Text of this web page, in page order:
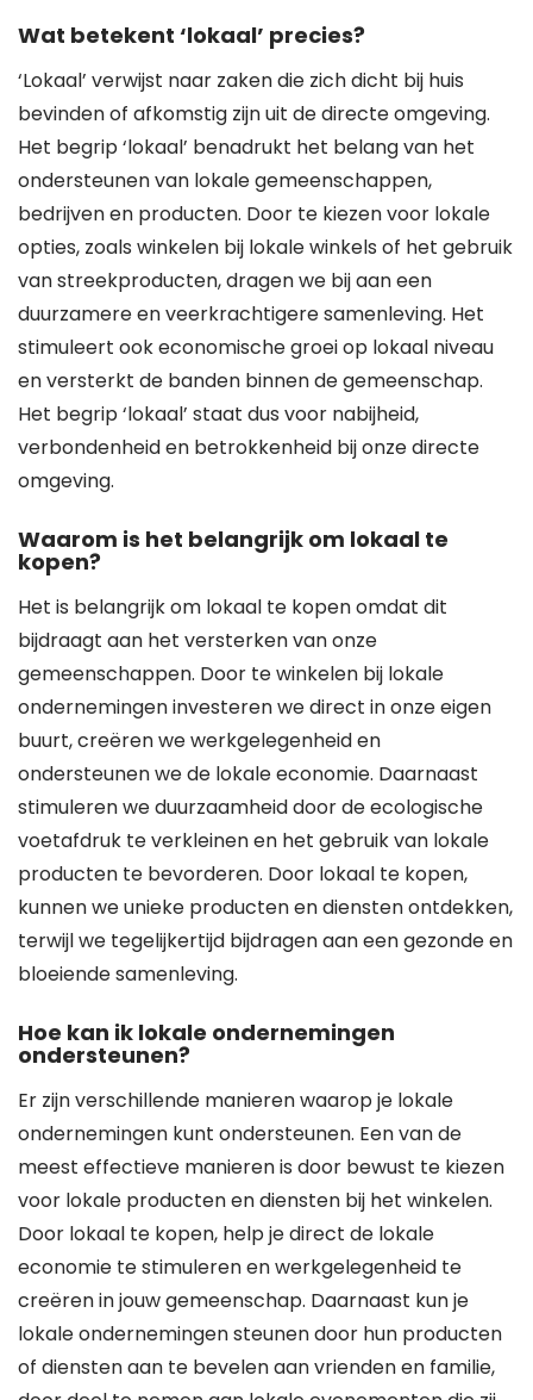
Wat betekent ‘lokaal’ precies?
‘Lokaal’ verwijst naar zaken die zich dicht bij huis
bevinden of afkomstig zijn uit de directe omgeving.
Het begrip ‘lokaal’ benadrukt het belang van het
ondersteunen van lokale gemeenschappen,
bedrijven en producten. Door te kiezen voor lokale
opties, zoals winkelen bij lokale winkels of het gebruik
van streekproducten, dragen we bij aan een
duurzamere en veerkrachtigere samenleving. Het
stimuleert ook economische groei op lokaal niveau
en versterkt de banden binnen de gemeenschap.
Het begrip ‘lokaal’ staat dus voor nabijheid,
verbondenheid en betrokkenheid bij onze directe
omgeving.
Waarom is het belangrijk om lokaal te
kopen?
Het is belangrijk om lokaal te kopen omdat dit
bijdraagt aan het versterken van onze
gemeenschappen. Door te winkelen bij lokale
ondernemingen investeren we direct in onze eigen
buurt, creëren we werkgelegenheid en
ondersteunen we de lokale economie. Daarnaast
stimuleren we duurzaamheid door de ecologische
voetafdruk te verkleinen en het gebruik van lokale
producten te bevorderen. Door lokaal te kopen,
kunnen we unieke producten en diensten ontdekken,
terwijl we tegelijkertijd bijdragen aan een gezonde en
bloeiende samenleving.
Hoe kan ik lokale ondernemingen
ondersteunen?
Er zijn verschillende manieren waarop je lokale
ondernemingen kunt ondersteunen. Een van de
meest effectieve manieren is door bewust te kiezen
voor lokale producten en diensten bij het winkelen.
Door lokaal te kopen, help je direct de lokale
economie te stimuleren en werkgelegenheid te
creëren in jouw gemeenschap. Daarnaast kun je
lokale ondernemingen steunen door hun producten
of diensten aan te bevelen aan vrienden en familie,